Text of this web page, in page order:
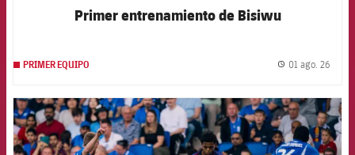
Primer entrenamiento de Bisiwu
PRIMER EQUIPO 01 ago. 26
FCB Barcelona badge